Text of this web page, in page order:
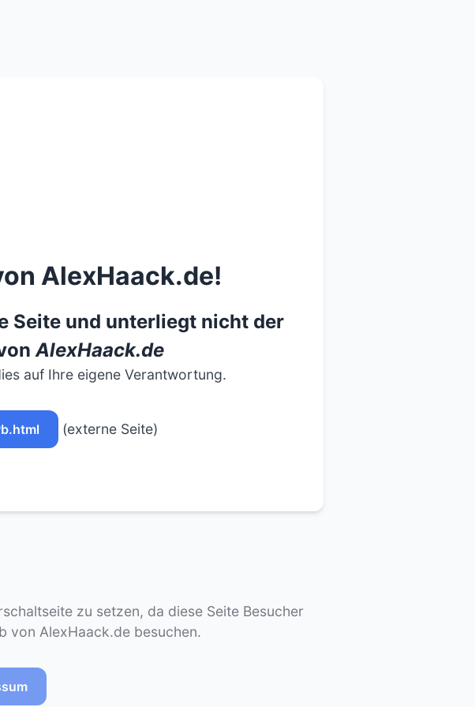
AlexHaack.de!
Seite und unterliegt nicht der
AlexHaack.de
auf Ihre eigene Verantwortung.
(externe Seite)
zu setzen, da diese Seite Besucher
von AlexHaack.de besuchen.